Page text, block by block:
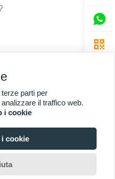
sulla riservatezza
Technology Co. Ltd. E-mail:


parti per
il traffico web.
i cookie
cookie